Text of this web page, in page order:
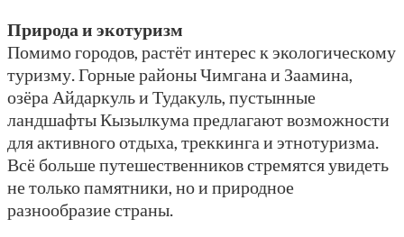
Природа и экотуризм
Помимо городов, растёт интерес к экологическому
туризму. Горные районы Чимгана и Заамина,
озёра Айдаркуль и Тудакуль, пустынные
ландшафты Кызылкума предлагают возможности
для активного отдыха, треккинга и этнотуризма.
Всё больше путешественников стремятся увидеть
не только памятники, но и природное
разнообразие страны.